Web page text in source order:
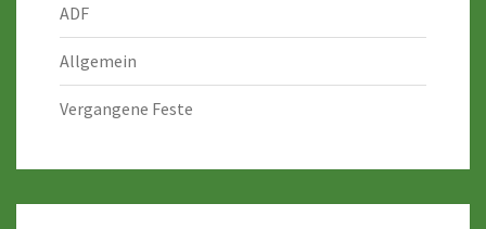
ADF
Allgemein
Vergangene Feste